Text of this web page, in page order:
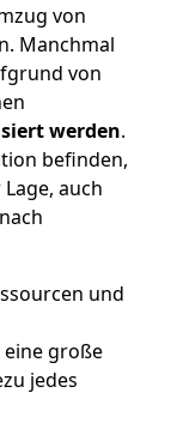
von
Manchmal
von
werden.
befinden,
auch
und
große
jedes